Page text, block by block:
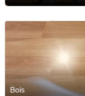
Bois